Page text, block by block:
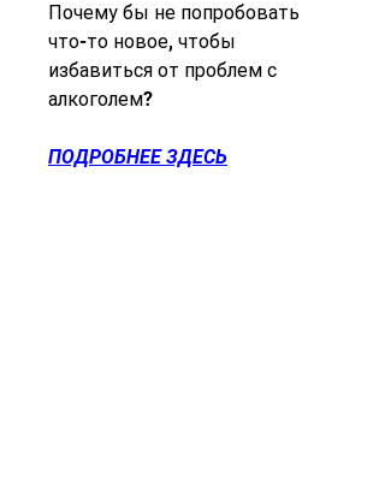
Почему бы не попробовать
что-то новое, чтобы
избавиться от проблем с
алкоголем?
ПОДРОБНЕЕ ЗДЕСЬ